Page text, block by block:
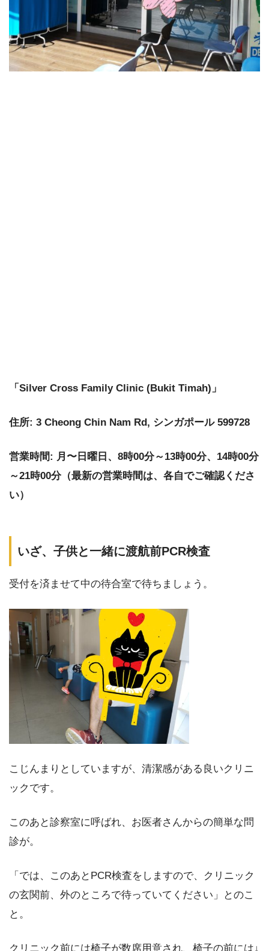
「Silver Cross Family Clinic (Bukit Timah)」
住所: 3 Cheong Chin Nam Rd, シンガポール 599728
営業時間: 月〜日曜日、8時00分～13時00分、14時00分
～21時00分（最新の営業時間は、各自でご確認くださ
い）
いざ、子供と一緒に渡航前PCR検査
受付を済ませて中の待合室で待ちましょう。
こじんまりとしていますが、清潔感がある良いクリニ
ックです。
このあと診察室に呼ばれ、お医者さんからの簡単な問
診が。
「では、このあとPCR検査をしますので、クリニック
の玄関前、外のところで待っていてください」とのこ
と。
クリニック前には椅子が数席用意され、椅子の前には↓